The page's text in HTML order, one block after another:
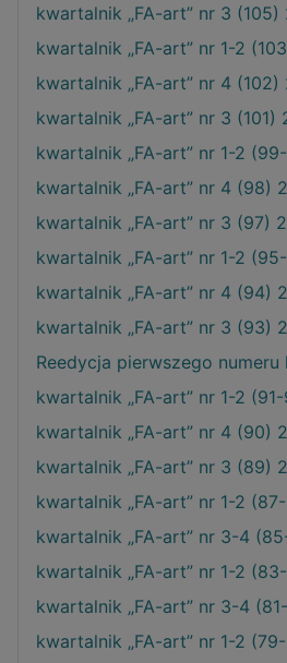
kwartalnik „FA-art” nr 3 (105)
kwartalnik „FA-art” nr 1-2
kwartalnik „FA-art” nr 4 (102)
kwartalnik „FA-art” nr 3 (101)
kwartalnik „FA-art” nr 1-2
kwartalnik „FA-art” nr 4 (98)
kwartalnik „FA-art” nr 3 (97)
kwartalnik „FA-art” nr 1-2
kwartalnik „FA-art” nr 4 (94)
kwartalnik „FA-art” nr 3 (93)
Reedycja pierwszego numeru
kwartalnik „FA-art” nr 1-2
kwartalnik „FA-art” nr 4 (90)
kwartalnik „FA-art” nr 3 (89)
kwartalnik „FA-art” nr 1-2
kwartalnik „FA-art” nr 3-4
kwartalnik „FA-art” nr 1-2
kwartalnik „FA-art” nr 3-4
kwartalnik „FA-art” nr 1-2